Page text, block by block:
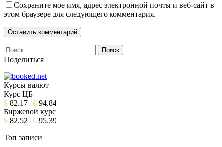
Сохраните мое имя, адрес электронной почты и веб-сайт в
этом браузере для следующего комментария.
Поделиться
Курсы валют
Курс ЦБ
$ 82.17 € 94.84
Биржевой курс
$ 82.52 € 95.39
Топ записи